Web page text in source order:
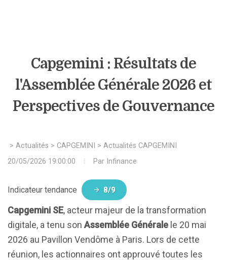
Capgemini : Résultats de
l'Assemblée Générale 2026 et
Perspectives de Gouvernance
> Actualités > CAPGEMINI > Actualités CAPGEMINI
20/05/2026 19:00:00
Par Infinance
Indicateur tendance 8/9
Capgemini SE, acteur majeur de la transformation
digitale, a tenu son Assemblée Générale le 20 mai
2026 au Pavillon Vendôme à Paris. Lors de cette
réunion, les actionnaires ont approuvé toutes les